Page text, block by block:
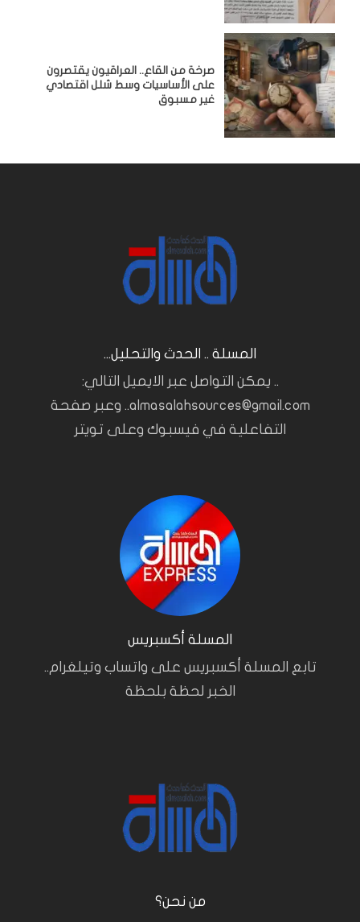
صرخة من القاع.. العراقيون يقتصرون
على الأساسيات وسط شلل اقتصادي
غير مسبوق
المسلة .. الحدث والتحليل...
.. يمكن التواصل عبر الايميل التالي:
almasalahsources@gmail.com.. وعبر صفحة
التفاعلية في فيسبوك وعلى تويتر
المسلة أكسبريس
تابع المسلة أكسبريس على واتساب وتيلغرام..
الخبر لحظة بلحظة
من نحن؟